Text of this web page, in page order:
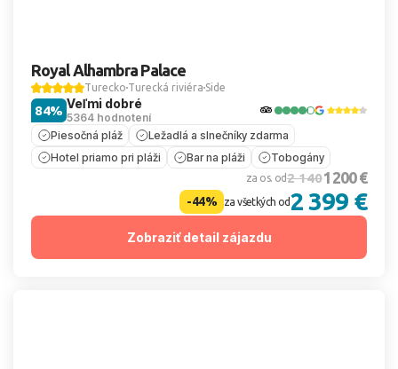
Royal Alhambra Palace
Turecko Turecká riviéra Side
Veľmi dobré
5364 hodnotení
84%
Piesočná pláž
Ležadlá a slnečníky zdarma
Hotel priamo pri pláži
Bar na pláži Tobogány
za os. od2 1401 200 €
-44% za všetkých od2 399 €
Zobraziť detail zájazdu